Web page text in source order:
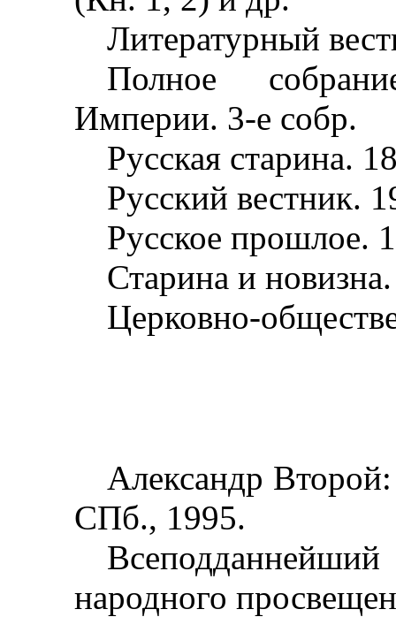
Литературный
Полное
Империи. 3-е собр.
Русская старина.
Русский вестник.
Русское прошлое.
Старина и
Церковно-
Александр
СПб., 1995.
народного